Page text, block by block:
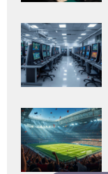
Adaugă
aici textul
pentru
subtitlu
Adaugă
aici textul
pentru
subtitlu